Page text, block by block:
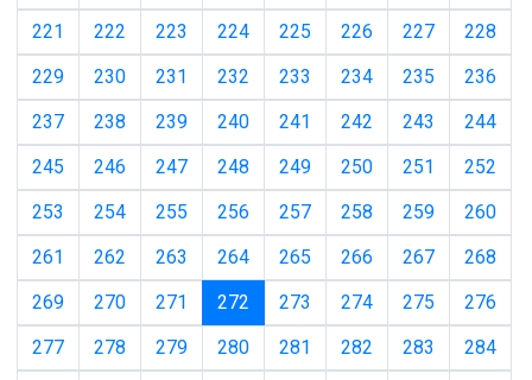
221
222 223 224 225 226 227
228
229
230 231 232 233 234 235
236
237
238 239 240 241 242 243
244
245
246 247 248 249 250 251
252
253
254 255 256 257 258 259
260
261
262 263 264 265 266 267
268
269
270 271 272 (current)
273 274 275
276
277
278 279 280 281 282 283
284